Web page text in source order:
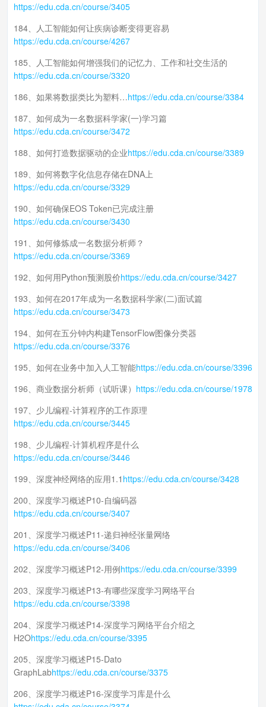
https://edu.cda.cn/course/3405
184、人工智能如何让疾病诊断变得更容易
https://edu.cda.cn/course/4267
185、人工智能如何增强我们的记忆力、工作和社交生活的
https://edu.cda.cn/course/3320
186、如果将数据类比为塑料…https://edu.cda.cn/course/3384
187、如何成为一名数据科学家(一)学习篇
https://edu.cda.cn/course/3472
188、如何打造数据驱动的企业https://edu.cda.cn/course/3389
189、如何将数字化信息存储在DNA上
https://edu.cda.cn/course/3329
190、如何确保EOS Token已完成注册
https://edu.cda.cn/course/3430
191、如何修炼成一名数据分析师？
https://edu.cda.cn/course/3369
192、如何用Python预测股价https://edu.cda.cn/course/3427
193、如何在2017年成为一名数据科学家(二)面试篇
https://edu.cda.cn/course/3473
194、如何在五分钟内构建TensorFlow图像分类器
https://edu.cda.cn/course/3376
195、如何在业务中加入人工智能https://edu.cda.cn/course/3396
196、商业数据分析师（试听课） https://edu.cda.cn/course/1978
197、少儿编程-计算程序的工作原理
https://edu.cda.cn/course/3445
198、少儿编程-计算机程序是什么
https://edu.cda.cn/course/3446
199、深度神经网络的应用1.1 https://edu.cda.cn/course/3428
200、深度学习概述P10-自编码器
https://edu.cda.cn/course/3407
201、深度学习概述P11-递归神经张量网络
https://edu.cda.cn/course/3406
202、深度学习概述P12-用例https://edu.cda.cn/course/3399
203、深度学习概述P13-有哪些深度学习网络平台
https://edu.cda.cn/course/3398
204、深度学习概述P14-深度学习网络平台介绍之
H2Ohttps://edu.cda.cn/course/3395
205、深度学习概述P15-Dato
GraphLabhttps://edu.cda.cn/course/3375
206、深度学习概述P16-深度学习库是什么